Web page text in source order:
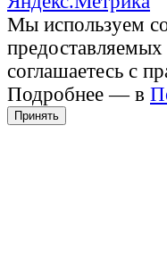
Мы используем
соглашаетесь с
Подробнее — в
Принять